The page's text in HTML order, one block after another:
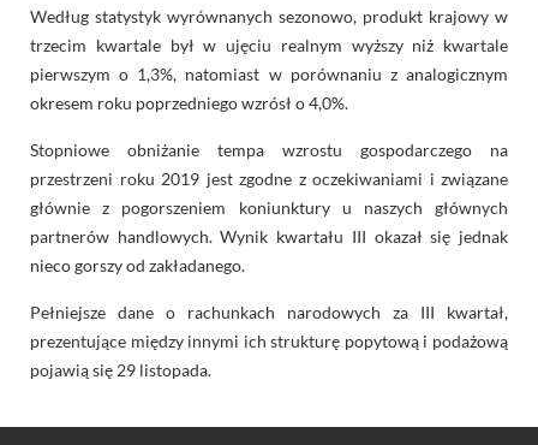
Według statystyk wyrównanych sezonowo, produkt krajowy w
trzecim kwartale był w ujęciu realnym wyższy niż kwartale
pierwszym o 1,3%, natomiast w porównaniu z analogicznym
okresem roku poprzedniego wzrósł o 4,0%.
Stopniowe obniżanie tempa wzrostu gospodarczego na
przestrzeni roku 2019 jest zgodne z oczekiwaniami i związane
głównie z pogorszeniem koniunktury u naszych głównych
partnerów handlowych. Wynik kwartału III okazał się jednak
nieco gorszy od zakładanego.
Pełniejsze dane o rachunkach narodowych za III kwartał,
prezentujące między innymi ich strukturę popytową i podażową
pojawią się 29 listopada.